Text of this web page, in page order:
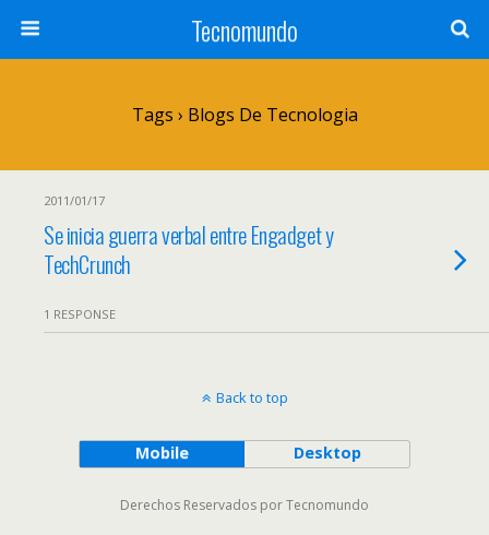
Tecnomundo
Tags › Blogs De Tecnologia
2011/01/17
Se inicia guerra verbal entre Engadget y
TechCrunch
1 RESPONSE
Back to top
Mobile Desktop
Derechos Reservados por Tecnomundo